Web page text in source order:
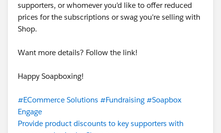
supporters, or whomever you'd like to offer reduced
prices for the subscriptions or swag you're selling with
Shop.
Want more details? Follow the link!
Happy Soapboxing!
#ECommerce Solutions #Fundraising #Soapbox
Engage
Provide product discounts to key supporters with